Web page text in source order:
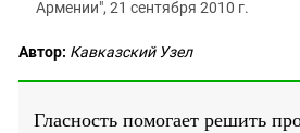
Армении", 21 сентября 2010 г.
Автор: Кавказский Узел
Гласность помогает решить